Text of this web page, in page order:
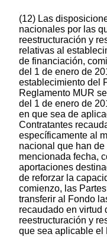
(12) Las
nacionales por las
reestructuración y
relativas al
de financiación,
del 1 de enero de
establecimiento del
Reglamento MUR
del 1 de enero de
en que sea de
Contratantes
específicamente al
nacional que han
mencionada fecha,
aportaciones
de reforzar la
comienzo, las
transferir al Fondo
recaudado en virtud
reestructuración y
que sea aplicable el